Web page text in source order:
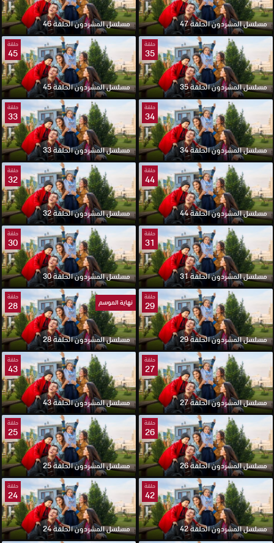
مسلسل المشردون الحلقة 47 مسلسل المشردون الحلقة 46
حلقة
35
مسلسل المشردون الحلقة 35
حلقة
45
مسلسل المشردون الحلقة 45
حلقة
34
مسلسل المشردون الحلقة 34
حلقة
33
مسلسل المشردون الحلقة 33
حلقة
44
مسلسل المشردون الحلقة 44
حلقة
32
مسلسل المشردون الحلقة 32
حلقة
31
مسلسل المشردون الحلقة 31
حلقة
30
مسلسل المشردون الحلقة 30
حلقة
29
مسلسل المشردون الحلقة 29
نهاية الموسم
حلقة
28
مسلسل المشردون الحلقة 28
حلقة
27
مسلسل المشردون الحلقة 27
حلقة
43
مسلسل المشردون الحلقة 43
حلقة
26
مسلسل المشردون الحلقة 26
حلقة
25
مسلسل المشردون الحلقة 25
حلقة
42
مسلسل المشردون الحلقة 42
حلقة
24
مسلسل المشردون الحلقة 24